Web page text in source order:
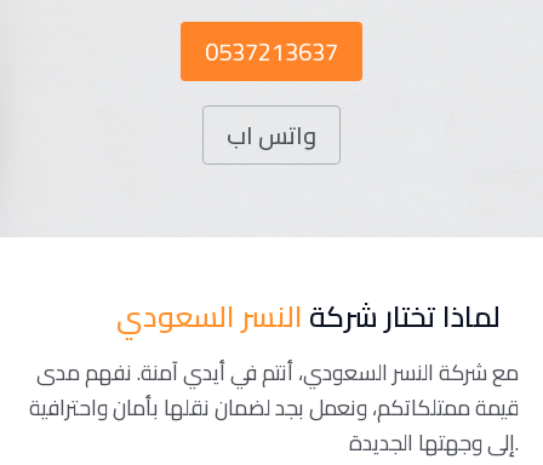
0537213637
واتس اب
لماذا تختار شركةالنسر السعودي
مع شركة النسر السعودي، أنتم في أيدي آمنة. نفهم مدى
قيمة ممتلكاتكم، ونعمل بجد لضمان نقلها بأمان واحترافية
إلى وجهتها الجديدة.